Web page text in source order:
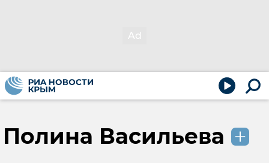
Полина Васильева